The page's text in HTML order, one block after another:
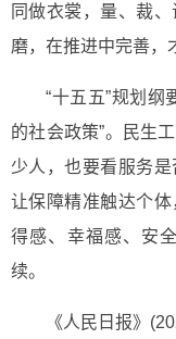
同做衣裳，量、裁
磨，在推进中完善，
“十五五”规划纲
的社会政策”。民生
少人，也要看服务是
让保障精准触达个
得感、幸福感、安
续。
《人民日报》